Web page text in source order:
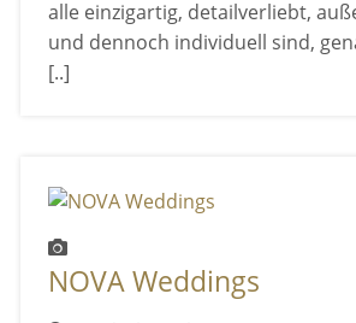
alle einzigartig, detailverliebt,
und dennoch individuell sind,
[..]
NOVA Weddings